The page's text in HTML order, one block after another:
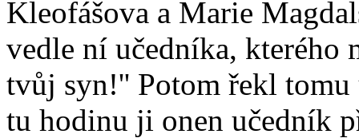
Kleofášova a Marie
vedle ní učedníka, kterého
tvůj syn!'' Potom řekl
tu hodinu ji onen učedník